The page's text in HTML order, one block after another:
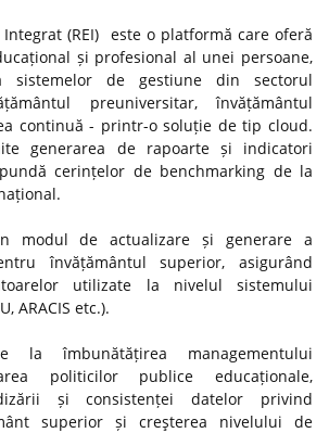
(REI) este o platformă care oferă
și profesional al unei persoane,
sistemelor de gestiune din sectorul
preuniversitar, învățământul
continuă - printr-o soluție de tip cloud.
generarea de rapoarte și indicatori
cerințelor de benchmarking de la
modul de actualizare și generare a
învățământul superior, asigurând
utilizate la nivelul sistemului
ARACIS etc.).
la îmbunătățirea managementului
politicilor publice educaționale,
și consistenței datelor privind
superior și creşterea nivelului de